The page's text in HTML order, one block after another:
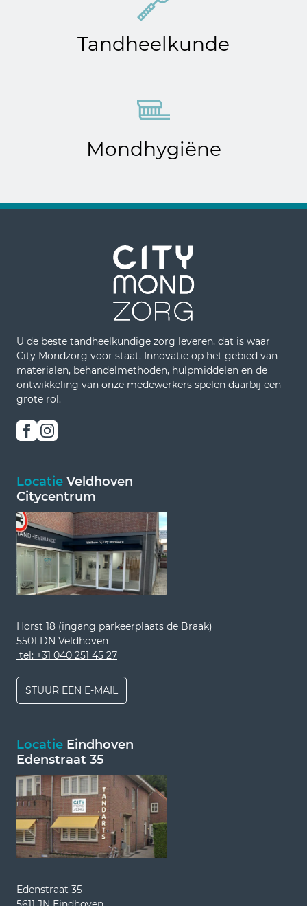
Tandheelkunde
Mondhygiëne
U de beste tandheelkundige zorg leveren, dat is waar
City Mondzorg voor staat. Innovatie op het gebied van
materialen, behandelmethoden, hulpmiddelen en de
ontwikkeling van onze medewerkers spelen daarbij een
grote rol.
Locatie Veldhoven
Citycentrum
Horst 18 (ingang parkeerplaats de Braak)
5501 DN Veldhoven
tel: +31 040 251 45 27
STUUR EEN E-MAIL
Locatie Eindhoven
Edenstraat 35
Edenstraat 35